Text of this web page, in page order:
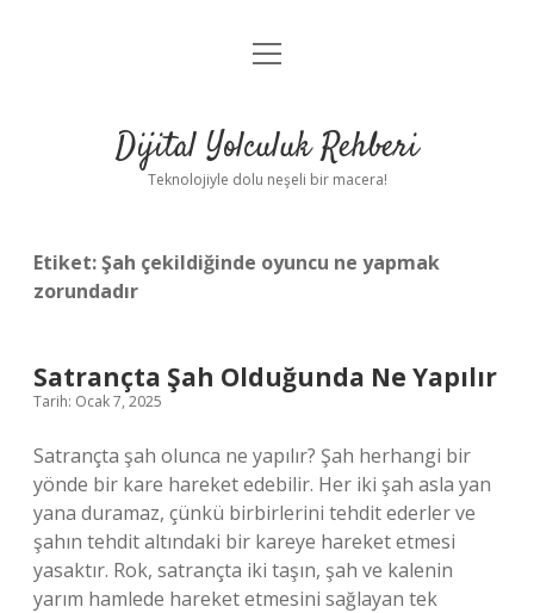
Anasayfa
Yasal Uyarı
menüyü
Dijital Yolculuk Rehberi
Teknolojiyle dolu neşeli bir macera!
Etiket:Şah çekildiğinde oyuncu ne yapmak
zorundadır
Satrançta Şah Olduğunda Ne Yapılır
Tarih: Ocak 7, 2025
Satrançta şah olunca ne yapılır? Şah herhangi bir
yönde bir kare hareket edebilir. Her iki şah asla yan
yana duramaz, çünkü birbirlerini tehdit ederler ve
şahın tehdit altındaki bir kareye hareket etmesi
yasaktır. Rok, satrançta iki taşın, şah ve kalenin
yarım hamlede hareket etmesini sağlayan tek